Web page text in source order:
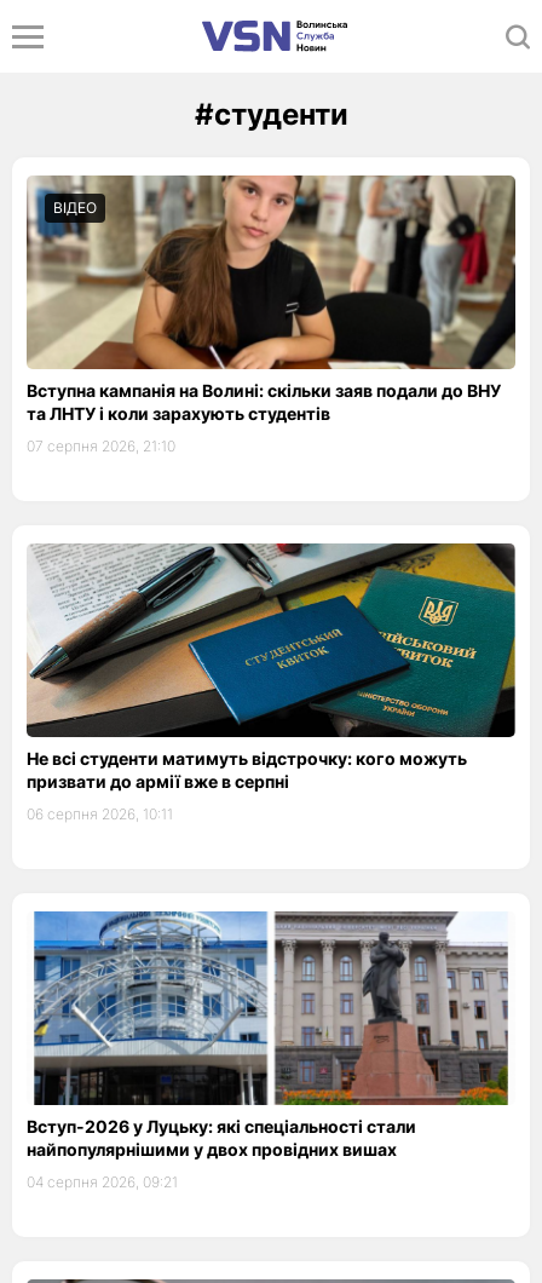
#студенти
ВІДЕО
Вступна кампанія на Волині: скільки заяв подали до ВНУ
та ЛНТУ і коли зарахують студентів
07 серпня 2026, 21:10
Не всі студенти матимуть відстрочку: кого можуть
призвати до армії вже в серпні
06 серпня 2026, 10:11
Вступ-2026 у Луцьку: які спеціальності стали
найпопулярнішими у двох провідних вишах
04 серпня 2026, 09:21